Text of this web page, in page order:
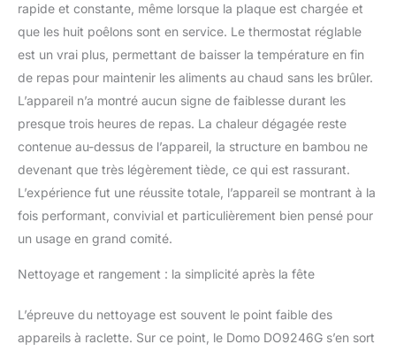
rapide et constante, même lorsque la plaque est chargée et
que les huit poêlons sont en service. Le thermostat réglable
est un vrai plus, permettant de baisser la température en fin
de repas pour maintenir les aliments au chaud sans les brûler.
L’appareil n’a montré aucun signe de faiblesse durant les
presque trois heures de repas. La chaleur dégagée reste
contenue au-dessus de l’appareil, la structure en bambou ne
devenant que très légèrement tiède, ce qui est rassurant.
L’expérience fut une réussite totale, l’appareil se montrant à la
fois performant, convivial et particulièrement bien pensé pour
un usage en grand comité.
Nettoyage et rangement : la simplicité après la fête
L’épreuve du nettoyage est souvent le point faible des
appareils à raclette. Sur ce point, le Domo DO9246G s’en sort